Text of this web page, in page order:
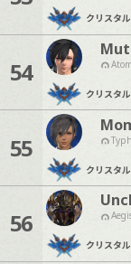
クリスタル
54
クリスタル
55
クリスタル
56
クリスタル